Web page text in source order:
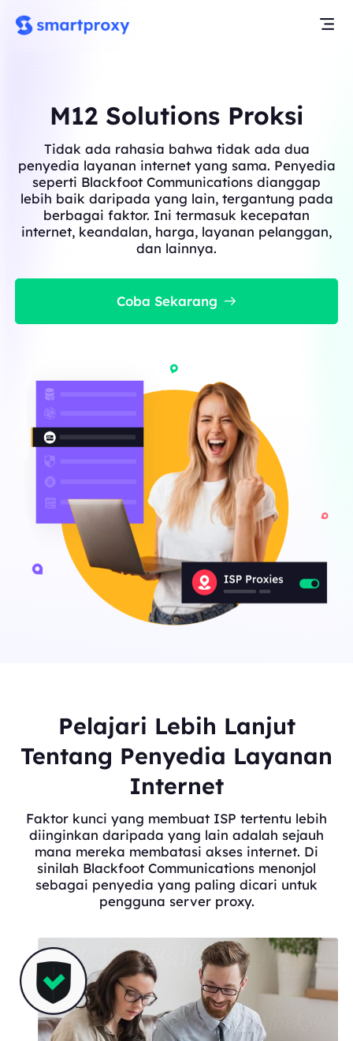
M12 Solutions Proksi
Tidak ada rahasia bahwa tidak ada dua
penyedia layanan internet yang sama. Penyedia
seperti Blackfoot Communications dianggap
lebih baik daripada yang lain, tergantung pada
berbagai faktor. Ini termasuk kecepatan
internet, keandalan, harga, layanan pelanggan,
dan lainnya.
Coba Sekarang
Pelajari Lebih Lanjut
Tentang Penyedia Layanan
Internet
Faktor kunci yang membuat ISP tertentu lebih
diinginkan daripada yang lain adalah sejauh
mana mereka membatasi akses internet. Di
sinilah Blackfoot Communications menonjol
sebagai penyedia yang paling dicari untuk
pengguna server proxy.